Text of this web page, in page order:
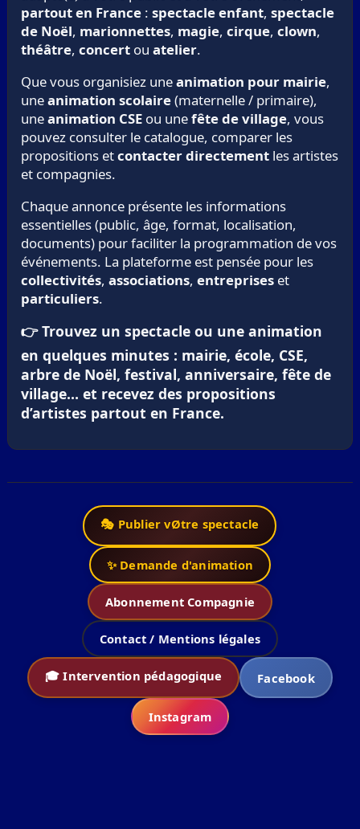
partout en France: spectacle enfant, spectacle
de Noël, marionnettes, magie, cirque, clown,
théâtre, concertou atelier.
Que vous organisiez uneanimation pour mairie,
uneanimation scolaire(maternelle / primaire),
uneanimation CSEou unefête de village, vous
pouvez consulter le catalogue, comparer les
propositions etcontacter directementles artistes
et compagnies.
Chaque annonce présente les informations
essentielles (public, âge, format, localisation,
documents) pour faciliter la programmation de vos
événements. La plateforme est pensée pour les
collectivités, associations, entrepriseset
particuliers.
👉 Trouvez un spectacle ou une animation
en quelques minutes : mairie, école, CSE,
arbre de Noël, festival, anniversaire, fête de
village… et recevez des propositions
d’artistes partout en France.
🎭 Publier vØtre spectacle
✨ Demande d'animation
Abonnement Compagnie
Contact / Mentions légales
🎓 Intervention pédagogique Facebook
Instagram